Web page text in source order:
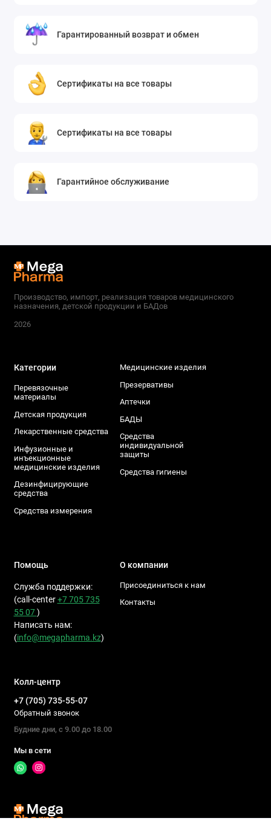
Гарантированный возврат и обмен
Сертификаты на все товары
Сертификаты на все товары
Гарантийное обслуживание
Производство, импорт, реализация товаров медицинского
назначения, детской продукции и БАДов
2026
Категории
Перевязочные
материалы
Детская продукция
Лекарственные средства
Инфузионные и
инъекционные
медицинские изделия
Дезинфицирующие
средства
Средства измерения
Медицинские изделия
Презервативы
Аптечки
БАДЫ
Средства
индивидуальной
защиты
Средства гигиены
Помощь
Служба поддержки:
(call-center+7 705 735
55 07)
Написать нам:
(info@megapharma.kz)
О компании
Присоединиться к нам
Контакты
Колл-центр
+7 (705) 735-55-07
Обратный звонок
Будние дни, с 9.00 до 18.00
Мы в сети